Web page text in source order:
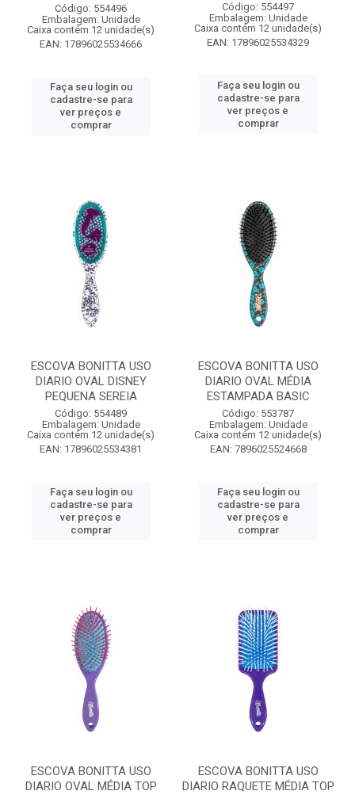
Código: 554496
Embalagem: Unidade
Caixa contém 12 unidade(s)
EAN: 17896025534666
Faça seu login ou
cadastre-se para
ver preços e
comprar
Código: 554497
Embalagem: Unidade
Caixa contém 12 unidade(s)
EAN: 17896025534329
Faça seu login ou
cadastre-se para
ver preços e
comprar
ESCOVA BONITTA USO
DIARIO OVAL DISNEY
PEQUENA SEREIA
Código: 554489
Embalagem: Unidade
Caixa contém 12 unidade(s)
EAN: 17896025534381
Faça seu login ou
cadastre-se para
ver preços e
comprar
ESCOVA BONITTA USO
DIARIO OVAL MÉDIA
ESTAMPADA BASIC
Código: 553787
Embalagem: Unidade
Caixa contém 12 unidade(s)
EAN: 7896025524668
Faça seu login ou
cadastre-se para
ver preços e
comprar
ESCOVA BONITTA USO
DIARIO OVAL MÉDIA TOP
ESCOVA BONITTA USO
DIARIO RAQUETE MÉDIA TOP